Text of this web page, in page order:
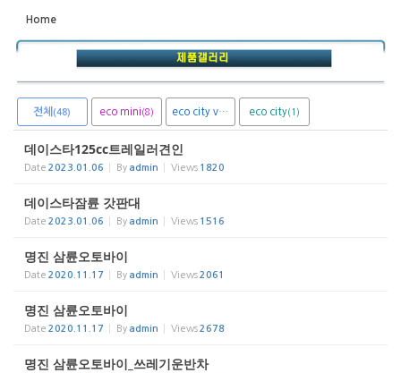
Home
전체 (48) eco mini (8) eco city van eco city(1)
데이스타125cc트레일러견인
Date 2023.01.06 By admin Views 1820
데이스타잠륜 갓판대
Date 2023.01.06 By admin Views 1516
명진 삼륜오토바이
Date 2020.11.17 By admin Views2061
명진 삼륜오토바이
Date 2020.11.17 By admin Views2678
명진 삼륜오토바이_쓰레기운반차